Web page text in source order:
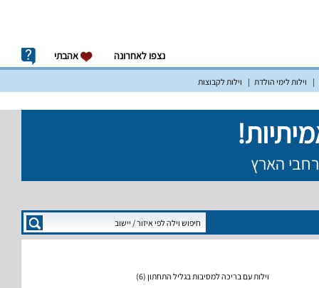
נצפו לאחרונה אהבתי
וילות לימי הולדת וילות לקבוצות
וילות עם בריכה למסיבות בגליל התחתון (6)